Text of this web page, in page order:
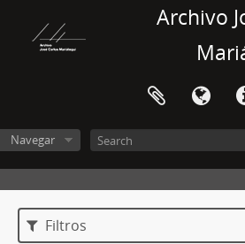
Archivo
Navegar
Filtros